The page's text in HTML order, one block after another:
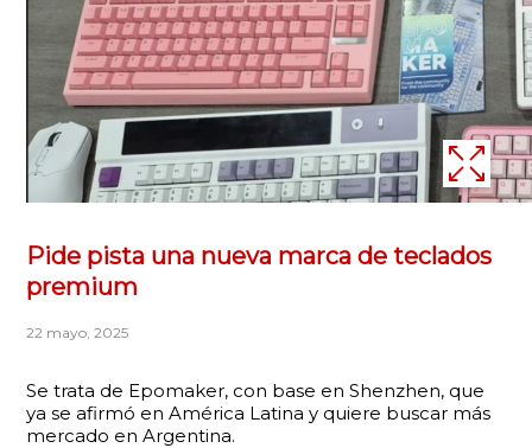
Pide pista una nueva marca de teclados
premium
22 mayo, 2025
Se trata de Epomaker, con base en Shenzhen, que
ya se afirmó en América Latina y quiere buscar más
mercado en Argentina.